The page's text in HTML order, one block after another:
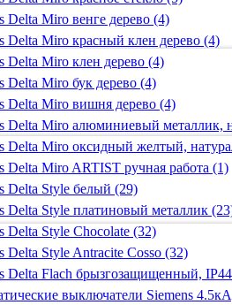
Delta Miro венге дерево (4)
Delta Miro красный клен дерево (4)
Delta Miro клен дерево (4)
Delta Miro бук дерево (4)
Delta Miro вишня дерево (4)
Delta Miro алюминиевый
Delta Miro оксидный желтый,
Delta Miro ARTIST ручная работа (1)
Delta Style белый (29)
Delta Style платиновый металлик
Delta Style Chocolate (32)
Delta Style Antracite Cosso (32)
Delta Flach брызгозащищенный,
выключатели Siemens